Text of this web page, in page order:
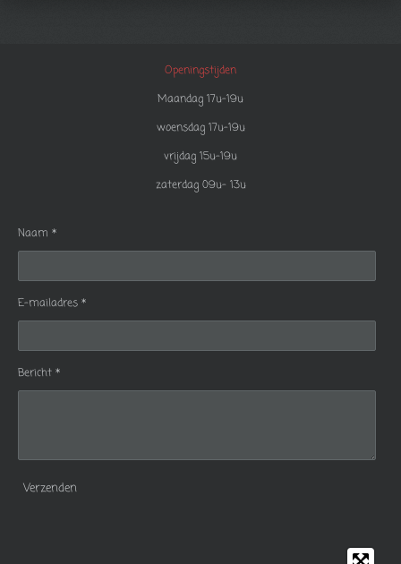
Openingstijden
Maandag 17u-19u
woensdag 17u-19u
vrijdag 15u-19u
zaterdag 09u- 13u
Naam *
E-mailadres *
Bericht *
Verzenden